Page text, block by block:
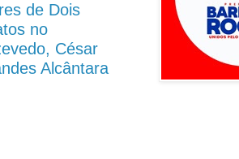
de Dois
no
César
Alcântara